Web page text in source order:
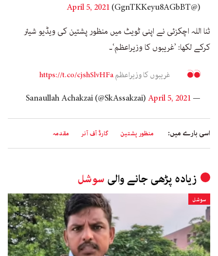
(@GgnTKKeyu8AGbBT)
April 5, 2021
ثنا اللہ اچکزئی نے اپنی ٹویٹ میں منظور پشتین کی ویڈیو شیئر
کرکے لکھا: ’غریبوں کا وزیراعظم‘۔
غریبوں کا وزیراعظمhttps://t.co/cjshSlvHFa
— Sanaullah Achakzai (@SkAssakzai)
April 5, 2021
اسی بارے میں: منظور پشتین گارڈ آف آنر مقدمہ
زیادہ پڑھی جانے والی سوشل
سوشل